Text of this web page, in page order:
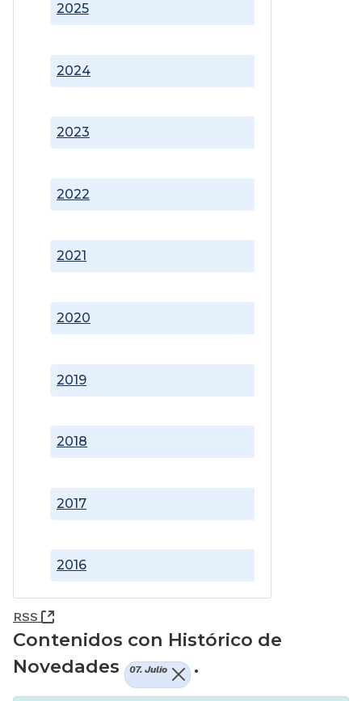
2016
2017
2018
2019
2020
2021
2022
2023
2024
2025
RSS (Abre una nueva ventana)
Contenidos con Histórico de
Novedades
07. Julio .